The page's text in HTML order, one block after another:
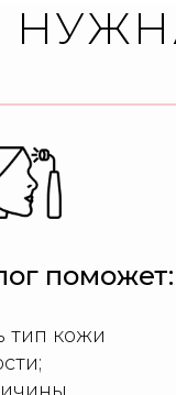
поможет:
тип кожи